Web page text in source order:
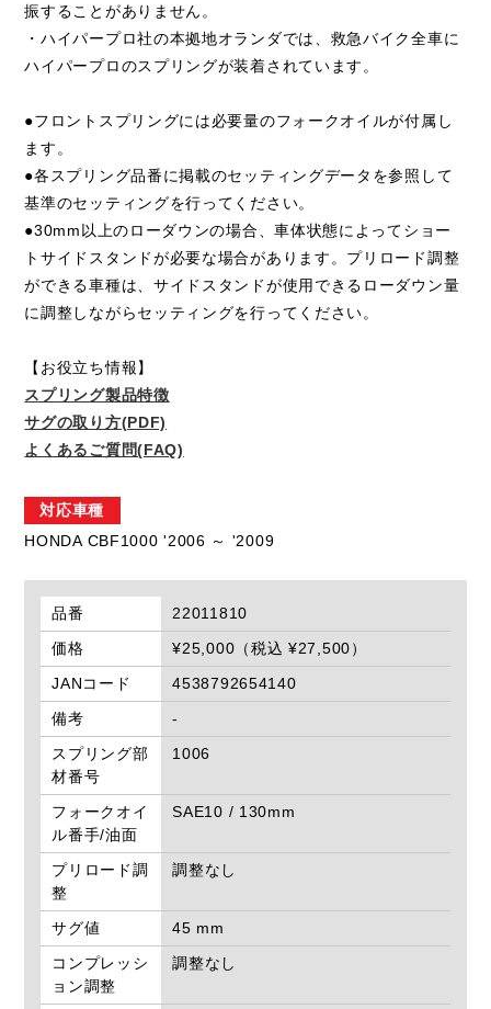
振することがありません。
・ハイパープロ社の本拠地オランダでは、救急バイク全車に
ハイパープロのスプリングが装着されています。
●フロントスプリングには必要量のフォークオイルが付属し
ます。
●各スプリング品番に掲載のセッティングデータを参照して
基準のセッティングを行ってください。
●30mm以上のローダウンの場合、車体状態によってショー
トサイドスタンドが必要な場合があります。プリロード調整
ができる車種は、サイドスタンドが使用できるローダウン量
に調整しながらセッティングを行ってください。
【お役立ち情報】
スプリング製品特徴
サグの取り方(PDF)
よくあるご質問(FAQ)
対応車種
HONDA CBF1000 '2006 ～ '2009
品番
22011810
価格
¥25,000（税込 ¥27,500）
JANコード
4538792654140
備考
-
スプリング部
材番号
1006
フォークオイ
ル番手/油面
SAE10 / 130mm
プリロード調
整
調整なし
サグ値
45 mm
コンプレッシ
ョン調整
調整なし